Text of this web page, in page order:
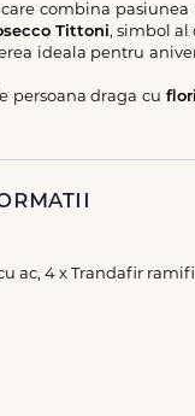
combina pasiunea
Tittoni, simbol al
ideala pentru
persoana draga cu
ac, 4 x Trandafir